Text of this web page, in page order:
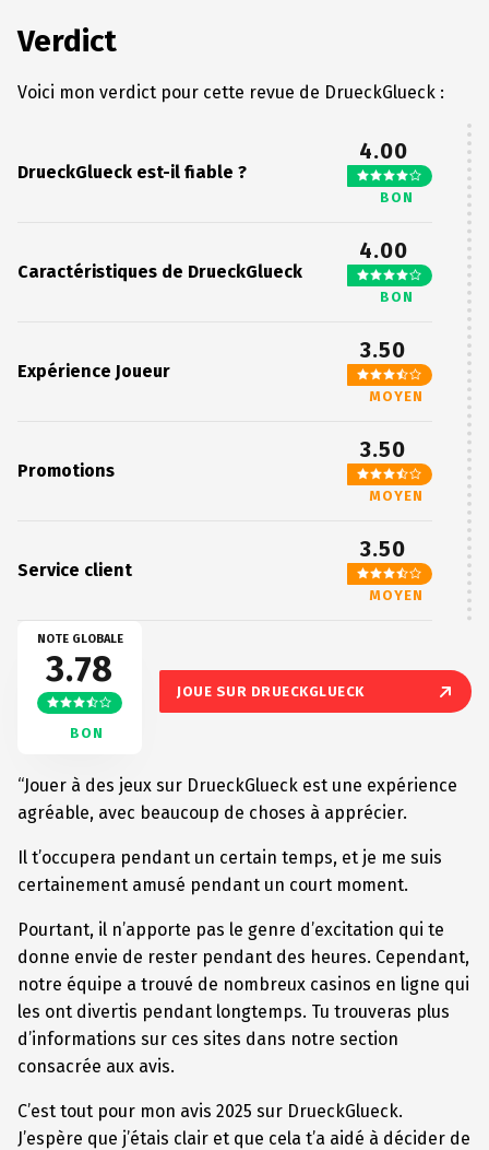
Verdict
Voici mon verdict pour cette revue de DrueckGlueck :
DrueckGlueck est-il fiable ?
4.00
BON
Caractéristiques de DrueckGlueck
4.00
BON
Expérience Joueur
3.50
MOYEN
Promotions
3.50
MOYEN
Service client
3.50
MOYEN
NOTE GLOBALE
3.78
BON
JOUE SUR DRUECKGLUECK
“Jouer à des jeux sur DrueckGlueck est une expérience
agréable, avec beaucoup de choses à apprécier.
Il t’occupera pendant un certain temps, et je me suis
certainement amusé pendant un court moment.
Pourtant, il n’apporte pas le genre d’excitation qui te
donne envie de rester pendant des heures. Cependant,
notre équipe a trouvé de nombreux casinos en ligne qui
les ont divertis pendant longtemps. Tu trouveras plus
d’informations sur ces sites dans notre section
consacrée aux avis.
C’est tout pour mon avis 2025 sur DrueckGlueck.
J’espère que j’étais clair et que cela t’a aidé à décider de